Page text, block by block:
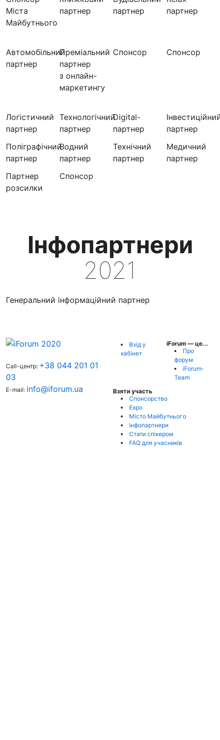
Міста
Майбутнього
партнер
партнер
партнер
Автомобільний
партнер
Преміальний
партнер
з онлайн-
маркетингу
Спонсор Спонсор
Логістичний
партнер
Технологічний
партнер
Digital-
партнер
партнер
Поліграфічний
партнер
Водний
партнер
Технічний
партнер
Медичний
партнер
Партнер
розсилки
Cпонсор
Інфопартнери
2021
Генеральний інформаційний партнер
Call-центр: +38 044 201 01
03
E-mail: info@iforum.ua
Вхід у
кабінет
iForum — це...
Про
форум
iForum-
Team
Взяти участь
Спонсорство
Expo
Місто Майбутнього
Інфопартнери
Стати спікером
FAQ для учасників